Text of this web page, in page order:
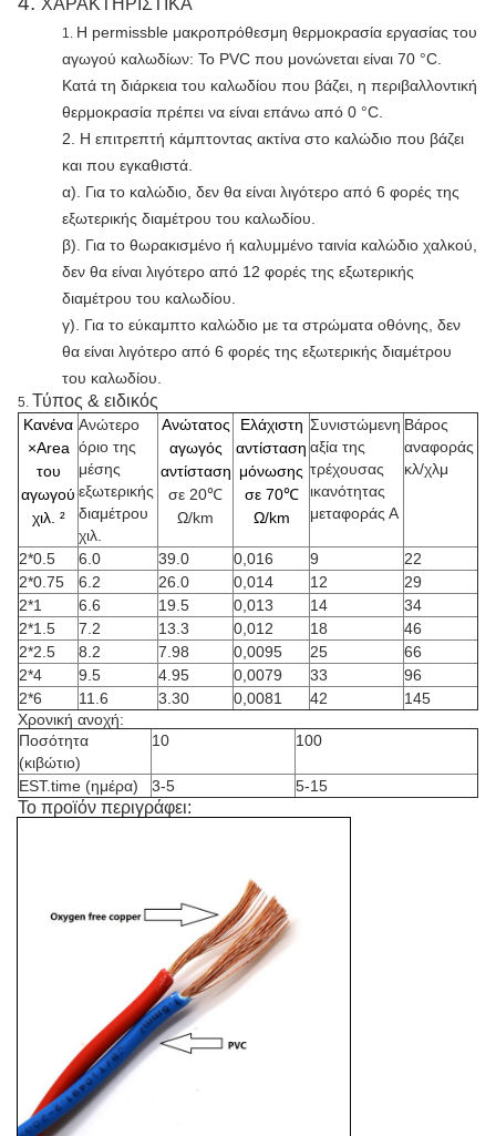
ΧΑΡΑΚΤΗΡΙΣΤΙΚΑ
1. Η permissble μακροπρόθεσμη θερμοκρασία εργασίας του
αγωγού καλωδίων: Το PVC που μονώνεται είναι 70 °C.
Κατά τη διάρκεια του καλωδίου που βάζει, η περιβαλλοντική
θερμοκρασία πρέπει να είναι επάνω από 0 °C.
2. Η επιτρεπτή κάμπτοντας ακτίνα στο καλώδιο που βάζει
και που εγκαθιστά.
α). Για το καλώδιο, δεν θα είναι λιγότερο από 6 φορές της
εξωτερικής διαμέτρου του καλωδίου.
β). Για το θωρακισμένο ή καλυμμένο ταινία καλώδιο χαλκού,
δεν θα είναι λιγότερο από 12 φορές της εξωτερικής
διαμέτρου του καλωδίου.
γ). Για το εύκαμπτο καλώδιο με τα στρώματα οθόνης, δεν
θα είναι λιγότερο από 6 φορές της εξωτερικής διαμέτρου
του καλωδίου.
5. Τύπος & ειδικός
Κανένα
×Area
του
αγωγού
χιλ. ²
Ανώτερο
όριο της
μέσης
εξωτερικής
διαμέτρου
χιλ.
Ανώτατος
αγωγός
αντίσταση
σε 20℃
Ω/km
Ελάχιστη
αντίσταση
μόνωσης
σε 70℃
Ω/km
Συνιστώμενη
αξία της
τρέχουσας
ικανότητας
μεταφοράς Α
Βάρος
αναφοράς
κλ/χλμ
2*0.5 6.0 39.0 0,016 9
22
2*0.75
6.2 26.0 0,014 12
29
2*1
6.6 19.5 0,013 14
34
2*1.5
7.2 13.3 0,012 18
46
2*2.5
8.2 7.98 0,0095 25
66
2*4
9.5 4.95 0,0079 33
96
2*6
11.6 3.30 0,0081 42
145
Χρονική ανοχή:
Ποσότητα
(κιβώτιο)
10 100
EST.time (ημέρα) 3-5 5-15
Το προϊόν περιγράφει: